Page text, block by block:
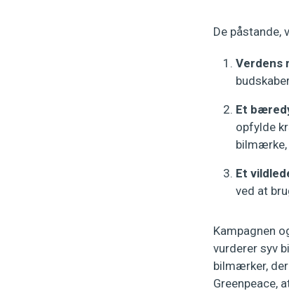
De påstande,
Verdens
Et
opfylde
bilmærke,
Et
ved at
Kampagnen
vurderer syv
bilmærker,
Greenpeace,